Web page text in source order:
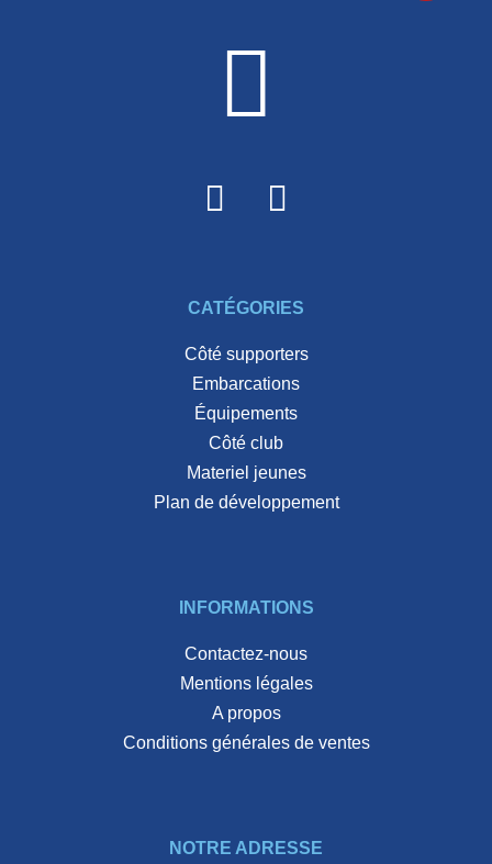
CATÉGORIES
côté supporters
embarcations
équipements
côté club
materiel jeunes
plan de développement
INFORMATIONS
Contactez-nous
Mentions légales
A propos
Conditions générales de ventes
NOTRE ADRESSE